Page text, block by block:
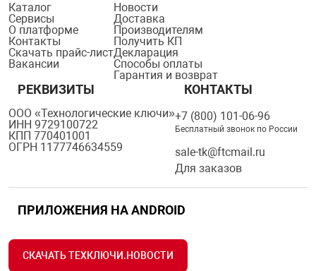
Каталог
Сервисы
О платформе
Контакты
Скачать прайс-лист
Вакансии
Новости
Доставка
Производителям
Получить КП
Декларация
Способы оплаты
Гарантия и возврат
РЕКВИЗИТЫ
ООО «Технологические ключи»
ИНН 9729100722
КПП 770401001
ОГРН 1177746634559
КОНТАКТЫ
+7 (800) 101-06-96
Бесплатный звонок по России
sale-tk@ftcmail.ru
Для заказов
ПРИЛОЖЕНИЯ НА ANDROID
СКАЧАТЬ ТЕХКЛЮЧИ.НОВОСТИ